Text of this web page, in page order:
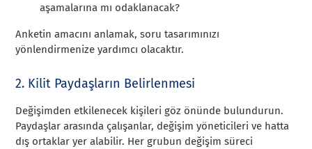
aşamalarına mı odaklanacak?
Anketin amacını anlamak, soru tasarımınızı
yönlendirmenize yardımcı olacaktır.
2. Kilit Paydaşların Belirlenmesi
Değişimden etkilenecek kişileri göz önünde bulundurun.
Paydaşlar arasında çalışanlar, değişim yöneticileri ve hatta
dış ortaklar yer alabilir. Her grubun değişim süreci